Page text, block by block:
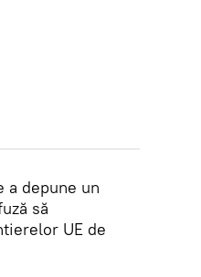
a depune un
să
UE de